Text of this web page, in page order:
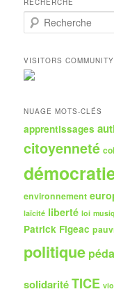
e
h
e
r
h
VISITORS COMMUNITY
NUAGE MOTS-CLÉS
apprentissages
citoyenneté
environnement
laïcité liberté loi
Patrick Figeac
politique
solidaritéTICE